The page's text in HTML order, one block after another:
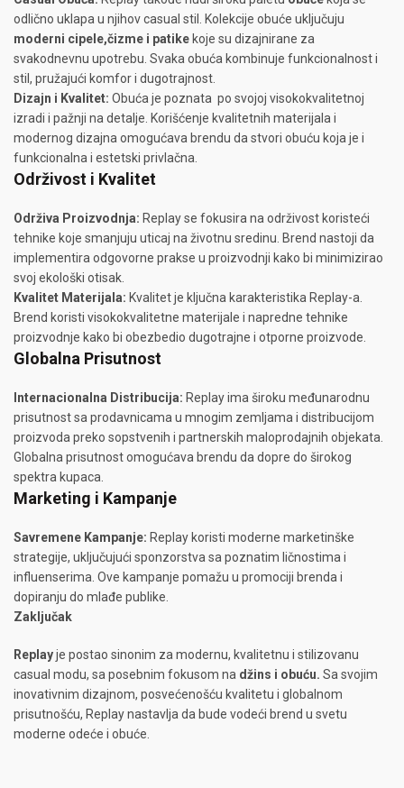
odlično uklapa u njihov casual stil. Kolekcije obuće uključuju
moderni cipele,čizme i patike koje su dizajnirane za
svakodnevnu upotrebu. Svaka obuća kombinuje funkcionalnost i
stil, pružajući komfor i dugotrajnost.
Dizajn i Kvalitet: Obuća je poznata po svojoj visokokvalitetnoj
izradi i pažnji na detalje. Korišćenje kvalitetnih materijala i
modernog dizajna omogućava brendu da stvori obuću koja je i
funkcionalna i estetski privlačna.
Održivost i Kvalitet
Održiva Proizvodnja: Replay se fokusira na održivost koristeći
tehnike koje smanjuju uticaj na životnu sredinu. Brend nastoji da
implementira odgovorne prakse u proizvodnji kako bi minimizirao
svoj ekološki otisak.
Kvalitet Materijala: Kvalitet je ključna karakteristika Replay-a.
Brend koristi visokokvalitetne materijale i napredne tehnike
proizvodnje kako bi obezbedio dugotrajne i otporne proizvode.
Globalna Prisutnost
Internacionalna Distribucija: Replay ima široku međunarodnu
prisutnost sa prodavnicama u mnogim zemljama i distribucijom
proizvoda preko sopstvenih i partnerskih maloprodajnih objekata.
Globalna prisutnost omogućava brendu da dopre do širokog
spektra kupaca.
Marketing i Kampanje
Savremene Kampanje: Replay koristi moderne marketinške
strategije, uključujući sponzorstva sa poznatim ličnostima i
influenserima. Ove kampanje pomažu u promociji brenda i
dopiranju do mlađe publike.
Zaključak
Replayje postao sinonim za modernu, kvalitetnu i stilizovanu
casual modu, sa posebnim fokusom na džins i obuću. Sa svojim
inovativnim dizajnom, posvećenošću kvalitetu i globalnom
prisutnošću, Replay nastavlja da bude vodeći brend u svetu
moderne odeće i obuće.